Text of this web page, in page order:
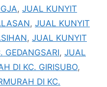
, JUAL KUNYIT
, JUAL KUNYIT
, JUAL KUNYIT
GEDANGSARI, JUAL
DI KC. GIRISUBO,
DI KC.